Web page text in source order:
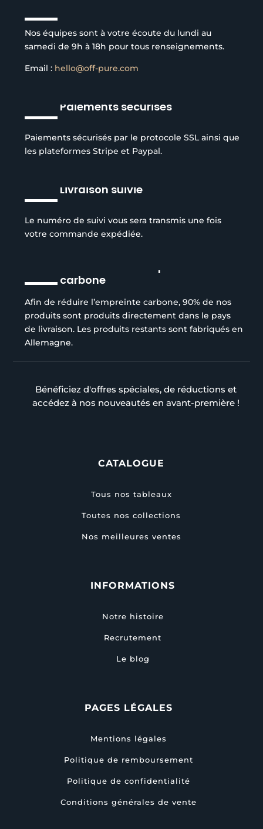
Nos équipes sont à votre écoute du lundi au
samedi de 9h à 18h pour tous renseignements.
Email : hello@off-pure.com
Paiements sécurisés
Paiements sécurisés par le protocole SSL ainsi que
les plateformes Stripe et Paypal.
Livraison suivie
Le numéro de suivi vous sera transmis une fois
votre commande expédiée.
carbone
Afin de réduire l’empreinte carbone, 90% de nos
produits sont produits directement dans le pays
de livraison. Les produits restants sont fabriqués en
Allemagne.
Bénéficiez d'offres spéciales, de réductions et
accédez à nos nouveautés en avant-première !
CATALOGUE
Tous nos tableaux
Toutes nos collections
Nos meilleures ventes
INFORMATIONS
Notre histoire
Recrutement
Le blog
PAGES LÉGALES
Mentions légales
Politique de remboursement
Politique de confidentialité
Conditions générales de vente